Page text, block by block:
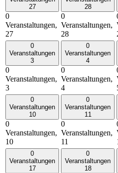
27
0
Veranstaltungen,
27
28
0
Veranstaltungen,
28
0
Veranstaltungen
3
0
Veranstaltungen,
3
0
Veranstaltungen
4
0
Veranstaltungen,
4
0
Veranstaltungen
10
0
Veranstaltungen,
10
0
Veranstaltungen
11
0
Veranstaltungen,
11
0
Veranstaltungen
17
0
Veranstaltungen
18